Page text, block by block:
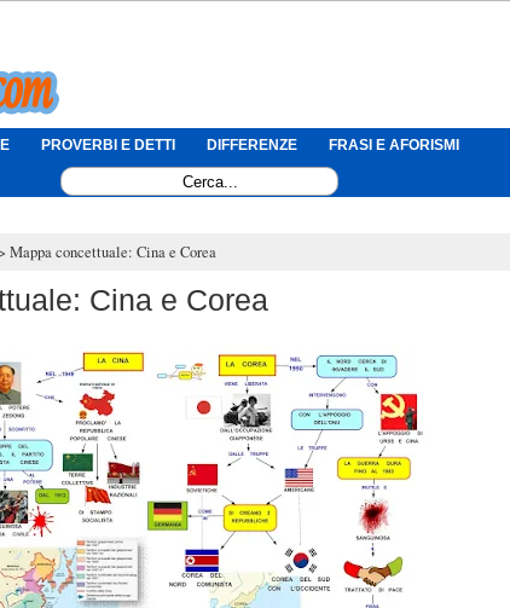
PROVERBI E DETTI DIFFERENZE FRASI E AFORISMI
Mappa concettuale: Cina e Corea
Cina e Corea